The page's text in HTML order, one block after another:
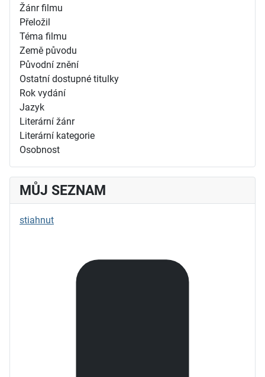
Žánr filmu
Přeložil
Téma filmu
Země původu
Původní znění
Ostatní dostupné titulky
Rok vydání
Jazyk
Literární žánr
Literární kategorie
Osobnost
MŮJ SEZNAM
stiahnut